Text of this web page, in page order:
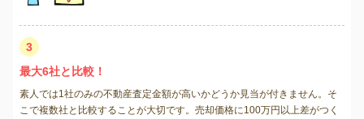
3
最大6社と比較！
素人では1社のみの不動産査定金額が高いかどうか見当が付きません。そ
こで複数社と比較することが大切です。売却価格に100万円以上差がつく